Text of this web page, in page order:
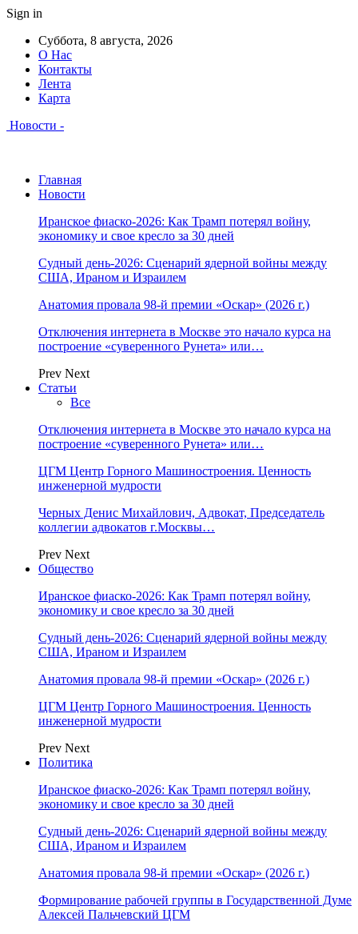
Sign in
Суббота, 8 августа, 2026
О Нас
Контакты
Лента
Карта
Новости -
Главная
Новости
Иранское фиаско-2026: Как Трамп потерял войну,
экономику и свое кресло за 30 дней
Судный день-2026: Сценарий ядерной войны между
США, Ираном и Израилем
Анатомия провала 98-й премии «Оскар» (2026 г.)
Отключения интернета в Москве это начало курса на
построение «суверенного Рунета» или…
Prev Next
Статьи
Все
Отключения интернета в Москве это начало курса на
построение «суверенного Рунета» или…
ЦГМ Центр Горного Машиностроения. Ценность
инженерной мудрости
Черных Денис Михайлович, Адвокат, Председатель
коллегии адвокатов г.Москвы…
Prev Next
Общество
Иранское фиаско-2026: Как Трамп потерял войну,
экономику и свое кресло за 30 дней
Судный день-2026: Сценарий ядерной войны между
США, Ираном и Израилем
Анатомия провала 98-й премии «Оскар» (2026 г.)
ЦГМ Центр Горного Машиностроения. Ценность
инженерной мудрости
Prev Next
Политика
Иранское фиаско-2026: Как Трамп потерял войну,
экономику и свое кресло за 30 дней
Судный день-2026: Сценарий ядерной войны между
США, Ираном и Израилем
Анатомия провала 98-й премии «Оскар» (2026 г.)
Формирование рабочей группы в Государственной Думе
Алексей Пальчевский ЦГМ